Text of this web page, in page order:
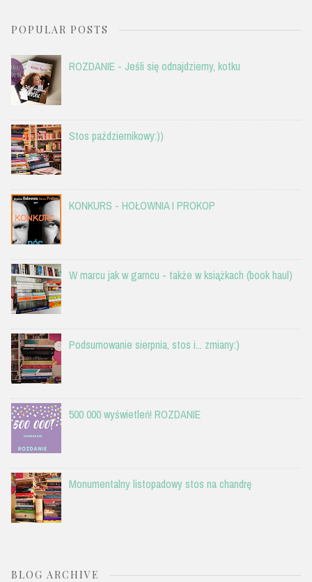
POPULAR POSTS
ROZDANIE - Jeśli się odnajdziemy, kotku
Stos październikowy:))
KONKURS - HOŁOWNIA I PROKOP
W marcu jak w garncu - także w książkach (book haul)
Podsumowanie sierpnia, stos i... zmiany:)
500 000 wyświetleń! ROZDANIE
Monumentalny listopadowy stos na chandrę
BLOG ARCHIVE